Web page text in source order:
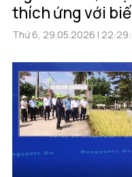
thích ứng với
Thứ 6, 29.05.2026 |